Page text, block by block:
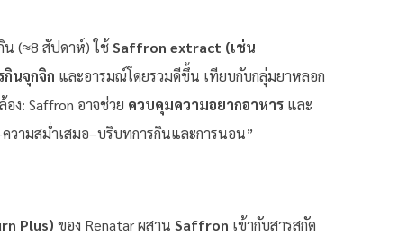
(≈8 สัปดาห์) ใช้Saffron extract (เช่น
นจุกจิก และอารมณ์โดยรวมดีขึ้น เทียบกับกลุ่มยาหลอก
ง: Saffron อาจช่วย ควบคุมความอยากอาหาร และ
วามสม่ำเสมอ–บริบทการกินและการนอน”
Plus) ของ Renatar ผสาน Saffron เข้ากับสารสกัด